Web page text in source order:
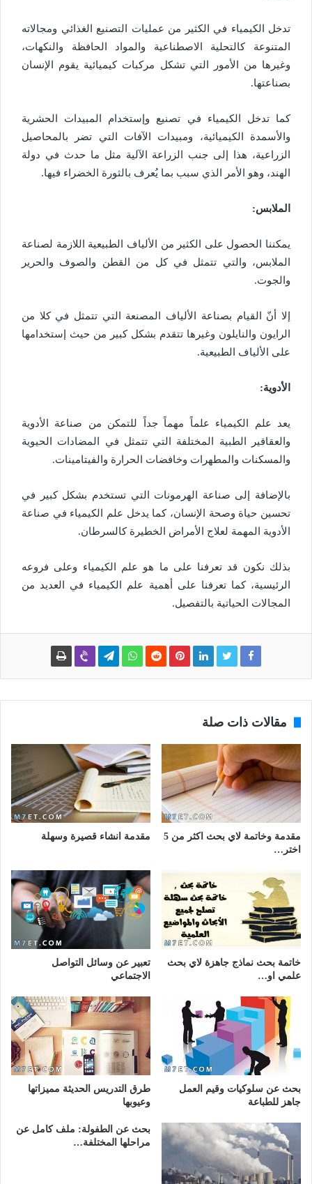
تدخل الكيمياء في الكثير من عمليات التصنيع الغذائي ومجالاته
المتنوعة كالتحلية الاصطناعية والمواد الحافظة والنكهات،
وغيرها من الأمور التي تشكل مركبات كيميائية يقوم الإنسان
بصناعتها.
كما تدخل الكيمياء في تصنيع وإستخدام المبيدات الحشرية
والأسمدة الكيميائية، ومبيدات الآفات التي تضر بالمحاصيل
الزراعية، هذا إلى جنب الزراعة الآلية مثل ما حدث في دولة
الهند، وهو الأمر الذي سبب بما يُعرف بالثورة الخضراء فيها.
الملابس:
يمكننا الحصول على الكثير من الألياف الطبيعية اللازمة لصناعة
الملابس، والتي تتمثل في كل من القطن والصوف والحرير
والجوت.
إلا أنّ القيام بصناعة الألياف المصنعة التي تتمثل في كلا من
الرايون والنايلون وغيرها تتقدم بشكل كبير من حيث إستخدامها
على الألياف الطبيعية.
الأدوية:
يعد علم الكيمياء علماً مهماً جداً للتمكن من صناعة الأدوية
والعقاقير الطبية المختلفة التي تتمثل في المضادات الحيوية
والمسكنات والمطهرات وخافضات الحرارة والفيتامينات.
بالإضافة إلى صناعة الهرمونات التي تستخدم بشكل كبير في
تحسين حياة وصحة الإنسان، كما يدخل علم الكيمياء في صناعة
الأدوية المهمة لعلاج الأمراض الخطيرة كالسرطان.
بذلك نكون قد تعرفنا على ما هو علم الكيمياء وعلى فروعه
الرئيسية، كما تعرفنا على أهمية علم الكيمياء في العديد من
المجالات الحياتية بالتفصيل.
مقالات ذات صلة
مقدمة وخاتمة لاي بحث اكثر من 5
اختر…
مقدمة انشاء قصيرة وسهلة
خاتمة بحث نماذج جاهزة لاي بحث
علمي او…
تعبير عن وسائل التواصل
الاجتماعي
بحث عن سلوكيات وقيم العمل
جاهز للطباعة
طرق التدريس الحديثة مميزاتها
وعيوبها
بحث عن الطفولة: ملف كامل عن
مراحلها المختلفة…